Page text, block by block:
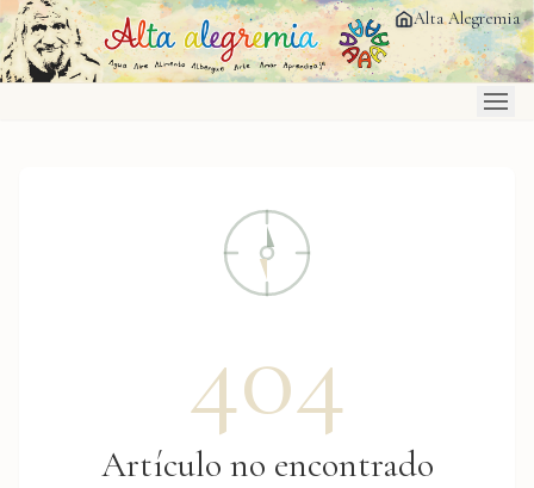
Saltar al contenido principal Alta Alegremia
404
Artículo no encontrado